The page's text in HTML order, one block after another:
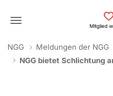
Mitglied
You are here:
NGG
Meldungen der NGG
NGG bietet Schlichtung